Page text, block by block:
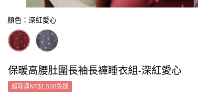
顏色：深紅愛心
保暖高腰肚圍長袖長褲睡衣組-深紅愛心
超取滿NT$1,500免運